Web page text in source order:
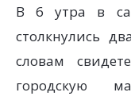
В 6 утра в
столкнулись
словам
городскую